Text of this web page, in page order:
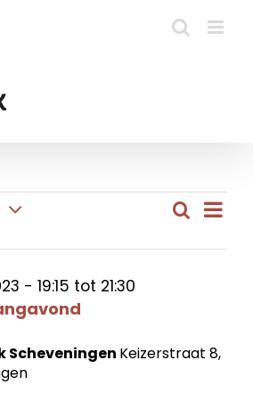
Zoeken
Dag
- 19:15 tot 21:30
Scheveningen Keizerstraat 8,